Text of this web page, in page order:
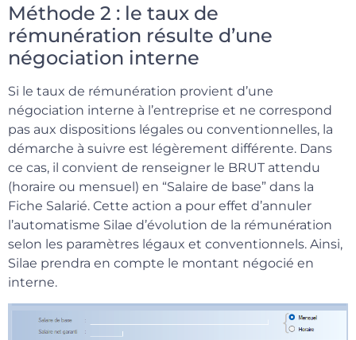
Méthode 2 : le taux de
rémunération résulte d’une
négociation interne
Si le taux de rémunération provient d’une
négociation interne à l’entreprise et ne correspond
pas aux dispositions légales ou conventionnelles, la
démarche à suivre est légèrement différente. Dans
ce cas, il convient de renseigner le BRUT attendu
(horaire ou mensuel) en “Salaire de base” dans la
Fiche Salarié. Cette action a pour effet d’annuler
l’automatisme Silae d’évolution de la rémunération
selon les paramètres légaux et conventionnels. Ainsi,
Silae prendra en compte le montant négocié en
interne.